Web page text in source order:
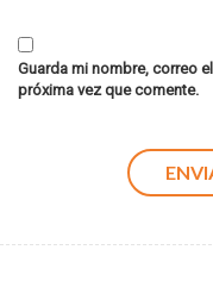
Guarda mi nombre, correo
próxima vez que comente.